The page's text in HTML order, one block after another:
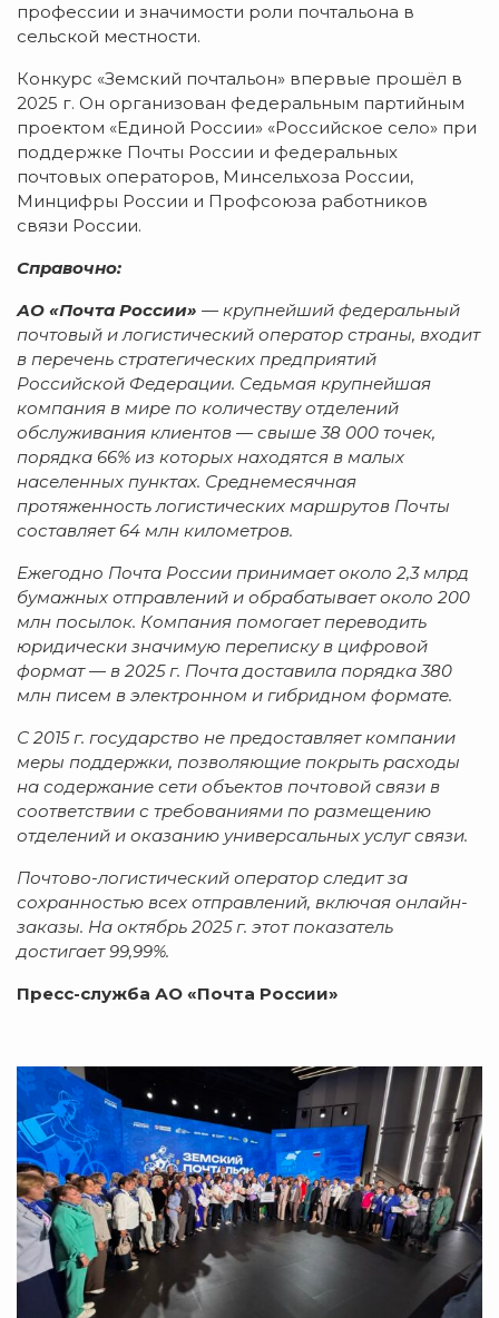
профессии и значимости роли почтальона в
сельской местности.
Конкурс «Земский почтальон» впервые прошёл в
2025 г. Он организован федеральным партийным
проектом «Единой России» «Российское село» при
поддержке Почты России и федеральных
почтовых операторов, Минсельхоза России,
Минцифры России и Профсоюза работников
связи России.
Справочно:
АО «Почта России» — крупнейший федеральный
почтовый и логистический оператор страны, входит
в перечень стратегических предприятий
Российской Федерации. Седьмая крупнейшая
компания в мире по количеству отделений
обслуживания клиентов — свыше 38 000 точек,
порядка 66% из которых находятся в малых
населенных пунктах. Среднемесячная
протяженность логистических маршрутов Почты
составляет 64 млн километров.
Ежегодно Почта России принимает около 2,3 млрд
бумажных отправлений и обрабатывает около 200
млн посылок. Компания помогает переводить
юридически значимую переписку в цифровой
формат — в 2025 г. Почта доставила порядка 380
млн писем в электронном и гибридном формате.
С 2015 г. государство не предоставляет компании
меры поддержки, позволяющие покрыть расходы
на содержание сети объектов почтовой связи в
соответствии с требованиями по размещению
отделений и оказанию универсальных услуг связи.
Почтово-логистический оператор следит за
сохранностью всех отправлений, включая онлайн-
заказы. На октябрь 2025 г. этот показатель
достигает 99,99%.
Пресс-служба АО «Почта России»